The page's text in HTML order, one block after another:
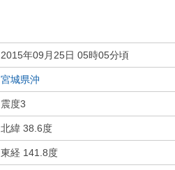
2015年09月25日 05時05分頃
宮城県沖
震度3
北緯 38.6度
東経 141.8度